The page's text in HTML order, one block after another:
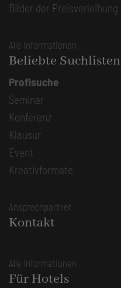
Bilder der Preisverleihung
Alle Informationen
Beliebte Suchlisten
Profisuche
Seminar
Konferenz
Klausur
Event
Kreativformate
Ansprechpartner
Kontakt
Alle Informationen
Für Hotels